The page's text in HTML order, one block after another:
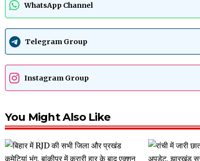
WhatsApp Channel
Telegram Group
Instagram Group
You Might Also Like